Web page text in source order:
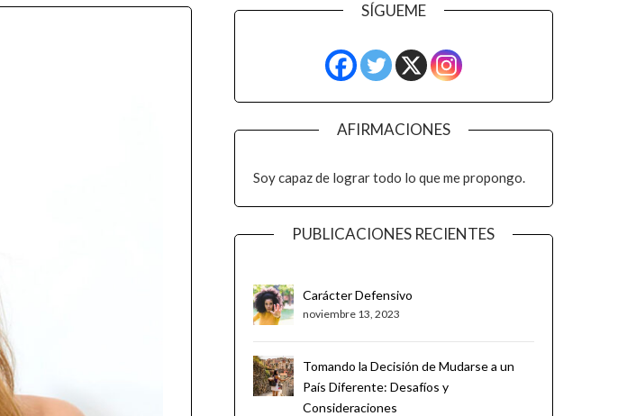
SÍGUEME
AFIRMACIONES
Soy capaz de lograr todo lo que me propongo.
PUBLICACIONES RECIENTES
Carácter Defensivo
noviembre 13, 2023
Tomando la Decisión de Mudarse a un
País Diferente: Desafíos y
Consideraciones